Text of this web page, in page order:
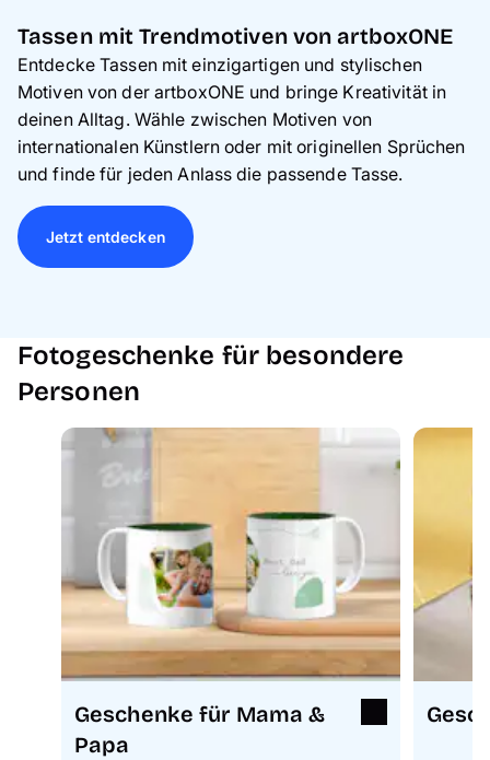
Tassen mit Trendmotiven von artboxONE
Entdecke Tassen mit einzigartigen und stylischen
Motiven von der artboxONE und bringe Kreativität in
deinen Alltag. Wähle zwischen Motiven von
internationalen Künstlern oder mit originellen Sprüchen
und finde für jeden Anlass die passende Tasse.
Jetzt entdecken
Fotogeschenke für besondere
Personen
Geschenke für Mama &
Papa